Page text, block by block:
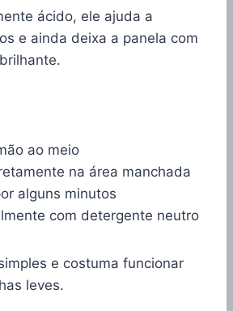
ácido, ele ajuda a
e ainda deixa a panela com
ao meio
na área manchada
alguns minutos
com detergente neutro
e costuma funcionar
leves.